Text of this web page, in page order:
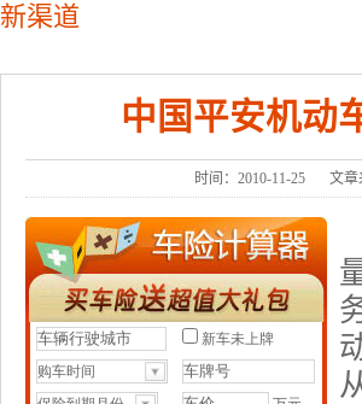
新渠道
中国平安机动
时间：2010-11-25 文章